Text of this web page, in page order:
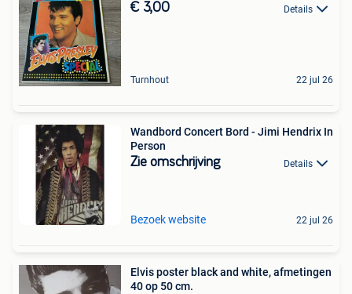
€ 3,00 Details
Turnhout 22 jul 26
Wandbord Concert Bord - Jimi Hendrix In
Person
Zie omschrijving Details
Bezoek website 22 jul 26
Elvis poster black and white, afmetingen
40 op 50 cm.